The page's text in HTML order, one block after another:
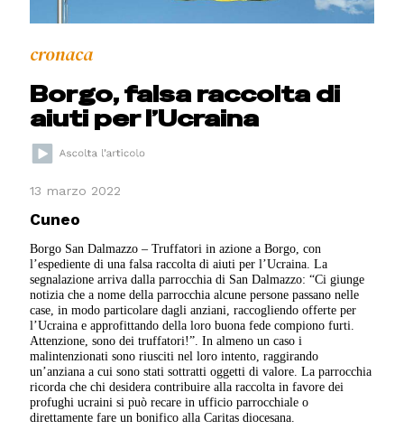
cronaca
Borgo, falsa raccolta di
aiuti per l’Ucraina
13 marzo 2022
Cuneo
Borgo San Dalmazzo – Truffatori in azione a Borgo, con
l’espediente di una falsa raccolta di aiuti per l’Ucraina. La
segnalazione arriva dalla parrocchia di San Dalmazzo: “Ci giunge
notizia che a nome della parrocchia alcune persone passano nelle
case, in modo particolare dagli anziani, raccogliendo offerte per
l’Ucraina e approfittando della loro buona fede compiono furti.
Attenzione, sono dei truffatori!”. In almeno un caso i
malintenzionati sono riusciti nel loro intento, raggirando
un’anziana a cui sono stati sottratti oggetti di valore. La parrocchia
ricorda che chi desidera contribuire alla raccolta in favore dei
profughi ucraini si può recare in ufficio parrocchiale o
direttamente fare un bonifico alla Caritas diocesana.